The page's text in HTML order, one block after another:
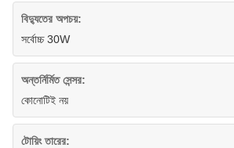
বিদ্যুতের অপচয়:
সর্বোচ্চ 30W
অন্তর্নির্মিত সেন্সর:
কোনোটিই নয়
টোয়িং তারের: